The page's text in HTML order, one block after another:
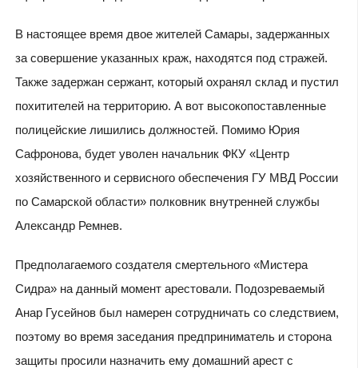
В настоящее время двое жителей Самары, задержанных
за совершение указанных краж, находятся под стражей.
Также задержан сержант, который охранял склад и пустил
похитителей на территорию. А вот высокопоставленные
полицейские лишились должностей. Помимо Юрия
Сафронова, будет уволен начальник ФКУ «Центр
хозяйственного и сервисного обеспечения ГУ МВД России
по Самарской области» полковник внутренней службы
Александр Ремнев.
Предполагаемого создателя смертельного «Мистера
Сидра» на данный момент арестовали. Подозреваемый
Анар Гусейнов был намерен сотрудничать со следствием,
поэтому во время заседания предприниматель и сторона
защиты просили назначить ему домашний арест с